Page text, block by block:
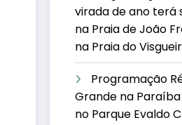
virada de ano terá
na Praia de João
na Praia do
Programação
Grande na
no Parque Evaldo